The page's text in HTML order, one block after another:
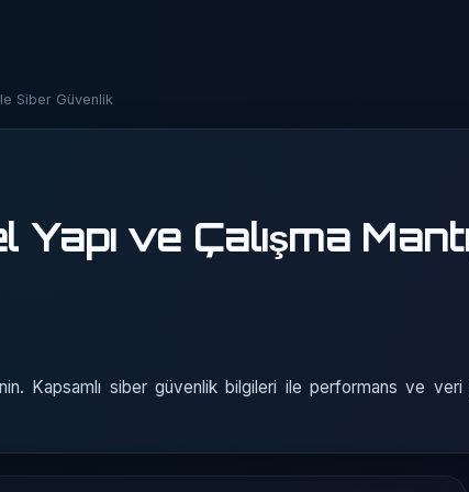
Siber Güvenlik
ve Çalışma
Kapsamlı siber güvenlik bilgileri ile performans ve